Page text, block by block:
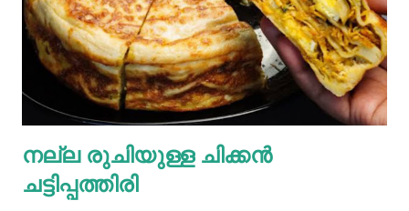
നല്ല രുചിയുള്ള ചിക്കൻ
ചട്ടിപ്പത്തിരി